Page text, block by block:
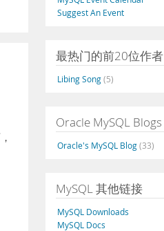
Suggest An Event
最热门的前20位作者
Libing Song(5)
Oracle MySQL Blogs
Oracle's MySQL Blog(33)
MySQL 其他链接
MySQL Downloads
MySQL Docs